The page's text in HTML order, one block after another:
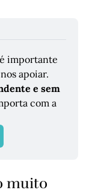
importante
apoiar.
e sem
com a
muito